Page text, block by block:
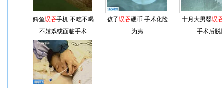
鳄鱼误吞手机 不吃不喝
不嬉戏或面临手术
孩子误吞硬币 手术化险
为夷
十月大男婴误
手术后脱